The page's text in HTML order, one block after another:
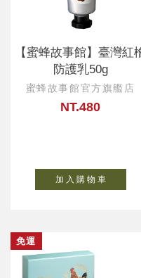
【蜜蜂故事館】臺灣紅
防護乳50g
蜜蜂故事館官方旗艦店
NT.480
加 入 購 物 車
免運